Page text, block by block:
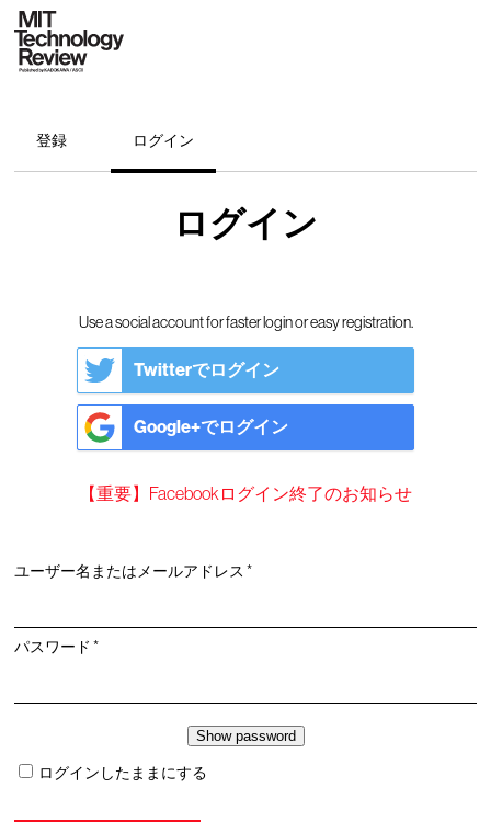
登録 ログイン
ログイン
Use a social account for faster login or easy registration.
Twitterでログイン
Google+でログイン
【重要】Facebookログイン終了のお知らせ
ユーザー名またはメールアドレス*必
パスワード*必
ログインしたままにする